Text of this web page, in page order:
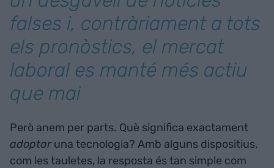
falses i, contràriament a tots
els pronòstics, el mercat
laboral es manté més actiu
que mai
Però anem per parts. Què significa exactament
adoptar una tecnologia? Amb alguns dispositius,
com les tauletes, la resposta és tan simple com